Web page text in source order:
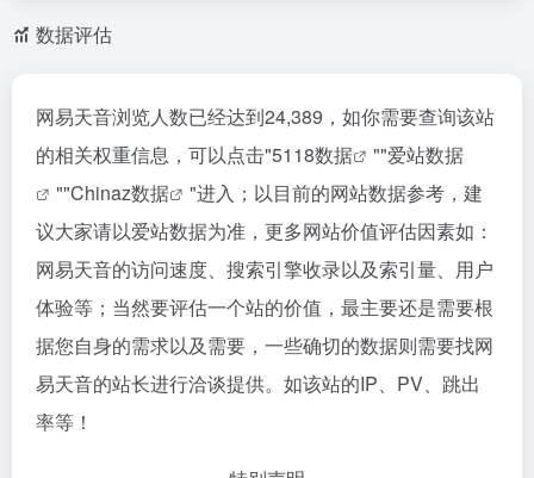
数据评估
网易天音浏览人数已经达到24,389，如你需要查询该站
的相关权重信息，可以点击"5118数据 ""爱站数据
""Chinaz数据
"进入；以目前的网站数据参考，建
议大家请以爱站数据为准，更多网站价值评估因素如：
网易天音的访问速度、搜索引擎收录以及索引量、用户
体验等；当然要评估一个站的价值，最主要还是需要根
据您自身的需求以及需要，一些确切的数据则需要找网
易天音的站长进行洽谈提供。如该站的IP、PV、跳出
率等！